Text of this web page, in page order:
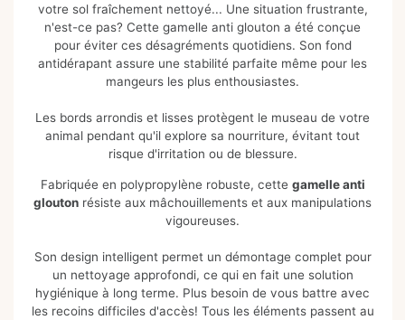
votre sol fraîchement nettoyé... Une situation frustrante,
n'est-ce pas? Cette gamelle anti glouton a été conçue
pour éviter ces désagréments quotidiens. Son fond
antidérapant assure une stabilité parfaite même pour les
mangeurs les plus enthousiastes.
Les bords arrondis et lisses protègent le museau de votre
animal pendant qu'il explore sa nourriture, évitant tout
risque d'irritation ou de blessure.
Fabriquée en polypropylène robuste, cette gamelle anti
glouton résiste aux mâchouillements et aux manipulations
vigoureuses.
Son design intelligent permet un démontage complet pour
un nettoyage approfondi, ce qui en fait une solution
hygiénique à long terme. Plus besoin de vous battre avec
les recoins difficiles d'accès! Tous les éléments passent au